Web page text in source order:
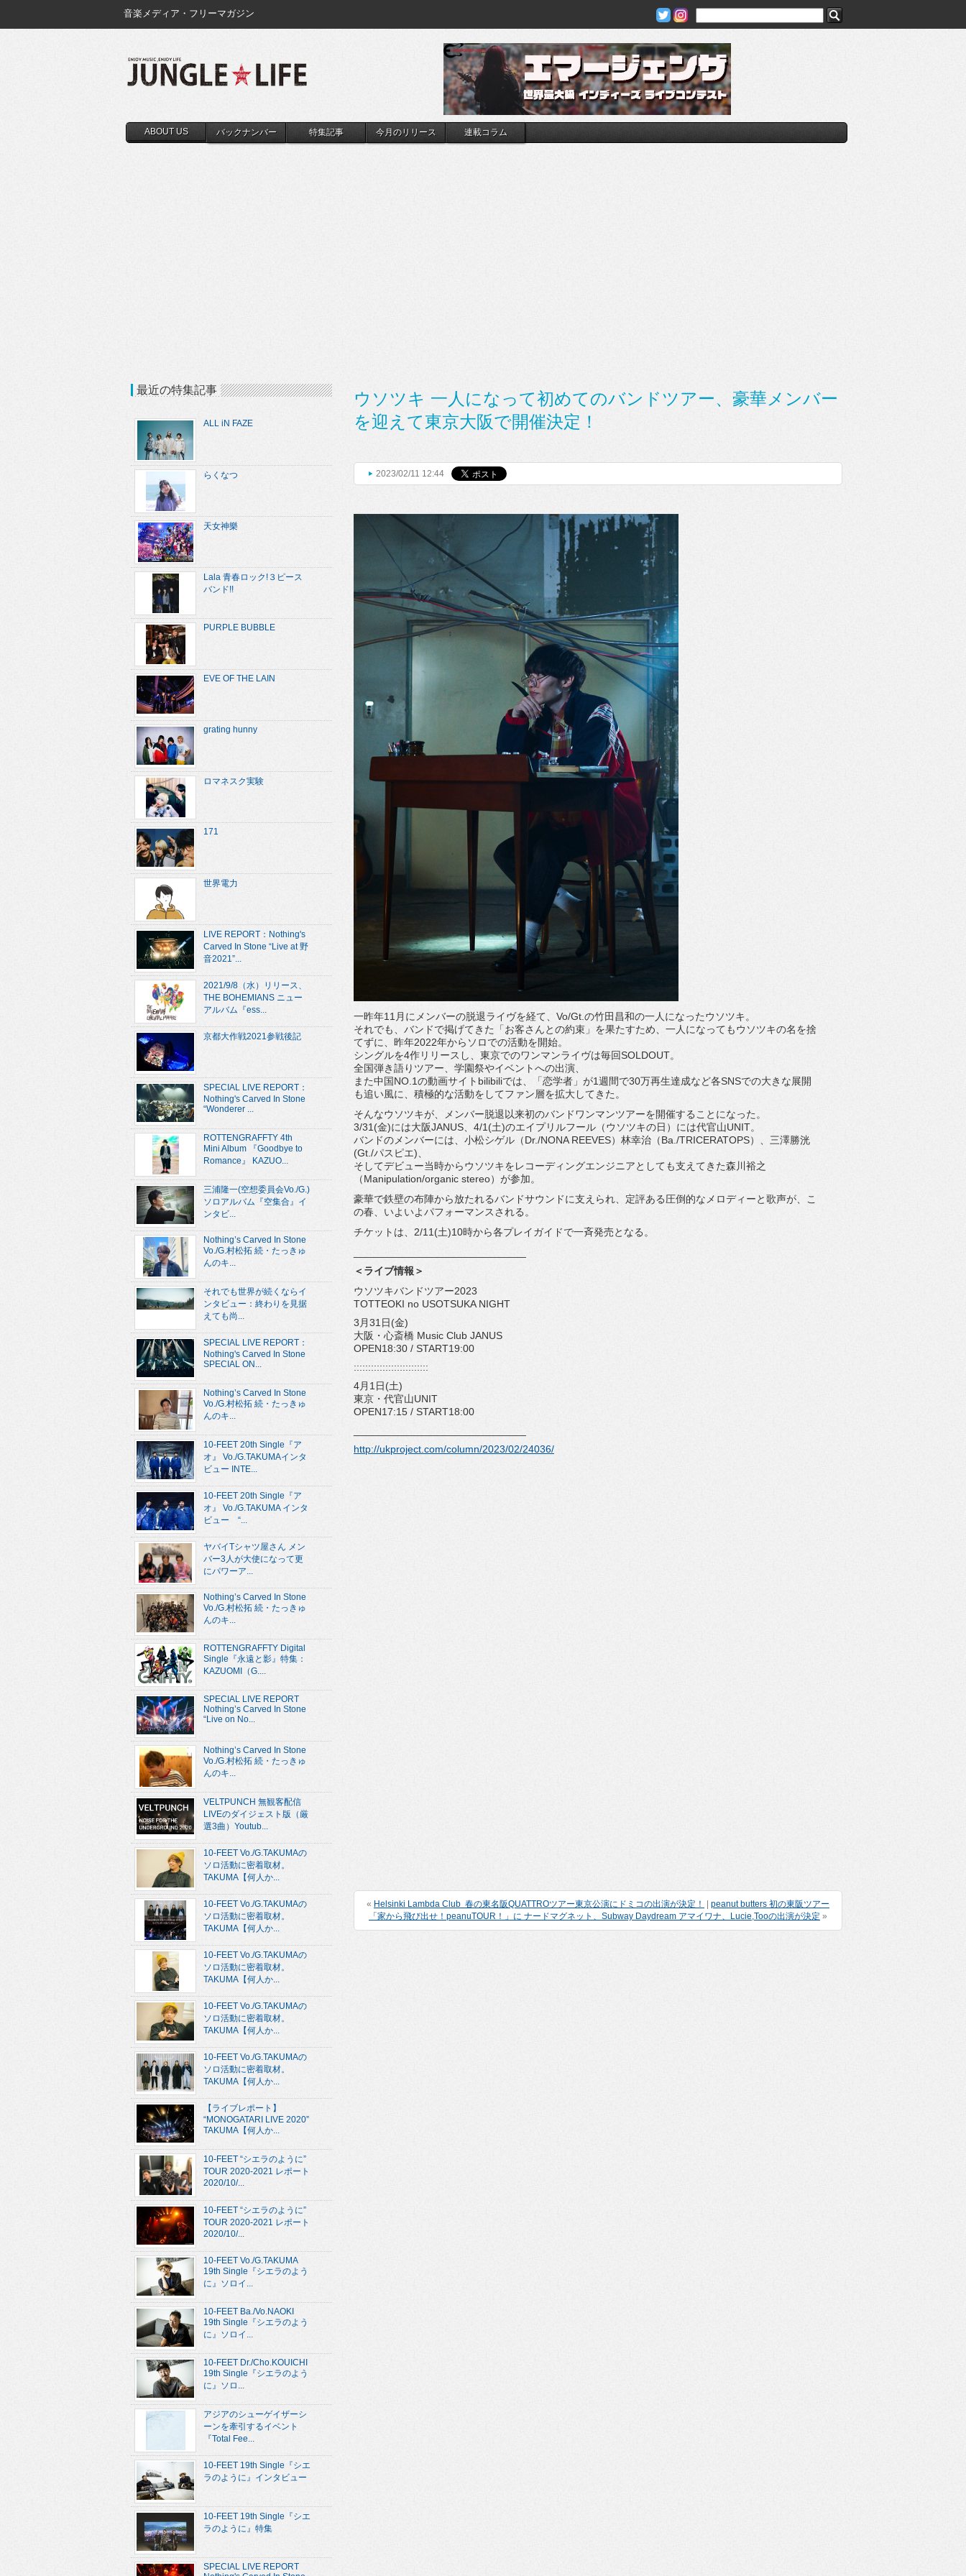
音楽メディア・フリーマガジン
ABOUT US バックナンバー 特集記事 今月のリリース 連載コラム
ウソツキ 一人になって初めてのバンドツアー、豪華メンバー
を迎えて東京大阪で開催決定！
2023/02/11 12:44
一昨年11月にメンバーの脱退ライヴを経て、Vo/Gt.の竹田昌和の一人になったウソツキ。
それでも、バンドで掲げてきた「お客さんとの約束」 を果たすため、一人になってもウソツキの名を捨
てずに、 昨年2022年からソロでの活動を開始。
シングルを4作リリースし、 東京でのワンマンライヴは毎回SOLDOUT。
全国弾き語りツアー、学園祭やイベントへの出演、
また中国NO.1の動画サイトbilibiliでは、「恋学者」 が1週間で30万再生達成など各SNSでの大きな展開
も追い風に、積極的な活動をしてファン層を拡大してきた。
そんなウソツキが、
メンバー脱退以来初のバンドワンマンツアーを開催することになった。
3/31(金)には大阪JANUS、4/1(土)のエイプリルフール（ウソツキの日）には代官山UNIT。
バンドのメンバーには、小松シゲル（Dr./NONA REEVES）林幸治（Ba./TRICERATOPS）、 三澤勝洸
(Gt./パスピエ)、
そしてデビュー当時からウソツキをレコーディングエンジニアとしても支えてきた森川裕之
（Manipulation/organic stereo）が参加。
豪華で鉄壁の布陣から放たれるバンドサウンドに支えられ、 定評ある圧倒的なメロディーと歌声が、こ
の春、 いよいよパフォーマンスされる。
チケットは、2/11(土)10時から各プレイガイドで一斉発売となる。
＜ライブ情報＞
ウソツキバンドツアー2023
TOTTEOKI no USOTSUKA NIGHT
3月31日(金)
大阪・心斎橋 Music Club JANUS
OPEN18:30 / START19:00
::::::::::::::::::::::::::
4月1日(土)
東京・代官山UNIT
OPEN17:15 / START18:00
http://ukproject.com/column/2023/02/24036/
« Helsinki Lambda Club 春の東名阪QUATTROツアー東京公演にドミコの出演が決定！
peanut butters 初の東阪ツアー
「家から飛び出せ！peanuTOUR！」に ナードマグネット、Subway Daydream アマイワナ、Lucie,Tooの出演が決定 »
最近の特集記事
ALL iN FAZE
らくなつ
天女神樂
Lala 青春ロック!３ピース
バンド!!
PURPLE BUBBLE
EVE OF THE LAIN
grating hunny
ロマネスク実験
171
世界電力
LIVE REPORT：Nothing's
Carved In Stone “Live at 野
音2021”...
2021/9/8（水）リリース、
THE BOHEMIANS ニュー
アルバム『ess...
京都大作戦2021参戦後記
SPECIAL LIVE REPORT：
Nothing's Carved In Stone
“Wonderer ...
ROTTENGRAFFTY 4th
Mini Album 『Goodbye to
Romance』 KAZUO...
三浦隆一(空想委員会Vo./G.)
ソロアルバム『空集合』イ
ンタビ...
Nothing’s Carved In Stone
Vo./G.村松拓 続・たっきゅ
んのキ...
それでも世界が続くならイ
ンタビュー：終わりを見据
えても尚...
SPECIAL LIVE REPORT：
Nothing's Carved In Stone
SPECIAL ON...
Nothing’s Carved In Stone
Vo./G.村松拓 続・たっきゅ
んのキ...
10-FEET 20th Single『ア
オ』 Vo./G.TAKUMAインタ
ビュー INTE...
10-FEET 20th Single『ア
オ』 Vo./G.TAKUMA インタ
ビュー “...
ヤバイTシャツ屋さん メン
バー3人が大使になって更
にパワーア...
Nothing’s Carved In Stone
Vo./G.村松拓 続・たっきゅ
んのキ...
ROTTENGRAFFTY Digital
Single『永遠と影』特集：
KAZUOMI（G....
SPECIAL LIVE REPORT
Nothing’s Carved In Stone
“Live on No...
Nothing’s Carved In Stone
Vo./G.村松拓 続・たっきゅ
んのキ...
VELTPUNCH 無観客配信
LIVEのダイジェスト版（厳
選3曲）Youtub...
10-FEET Vo./G.TAKUMAの
ソロ活動に密着取材。
TAKUMA【何人か...
10-FEET Vo./G.TAKUMAの
ソロ活動に密着取材。
TAKUMA【何人か...
10-FEET Vo./G.TAKUMAの
ソロ活動に密着取材。
TAKUMA【何人か...
10-FEET Vo./G.TAKUMAの
ソロ活動に密着取材。
TAKUMA【何人か...
10-FEET Vo./G.TAKUMAの
ソロ活動に密着取材。
TAKUMA【何人か...
【ライブレポート】
“MONOGATARI LIVE 2020”
TAKUMA【何人か...
10-FEET “シエラのように”
TOUR 2020-2021 レポート
2020/10/...
10-FEET “シエラのように”
TOUR 2020-2021 レポート
2020/10/...
10-FEET Vo./G.TAKUMA
19th Single『シエラのよう
に』ソロイ...
10-FEET Ba./Vo.NAOKI
19th Single『シエラのよう
に』ソロイ...
10-FEET Dr./Cho.KOUICHI
19th Single『シエラのよう
に』ソロ...
アジアのシューゲイザーシ
ーンを牽引するイベント
『Total Fee...
10-FEET 19th Single『シエ
ラのように』インタビュー
10-FEET 19th Single『シエ
ラのように』特集
SPECIAL LIVE REPORT